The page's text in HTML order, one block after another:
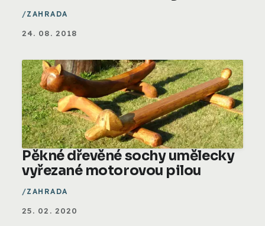
ZAHRADA
24. 08. 2018
Pěkné dřevěné sochy umělecky
vyřezané motorovou pilou
ZAHRADA
25. 02. 2020